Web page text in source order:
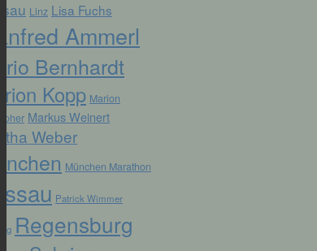
Linz Lisa Fuchs
Ammerl
Bernhardt
Kopp Marion
Markus Weinert
Weber
München Marathon
Patrick Wimmer
Regensburg